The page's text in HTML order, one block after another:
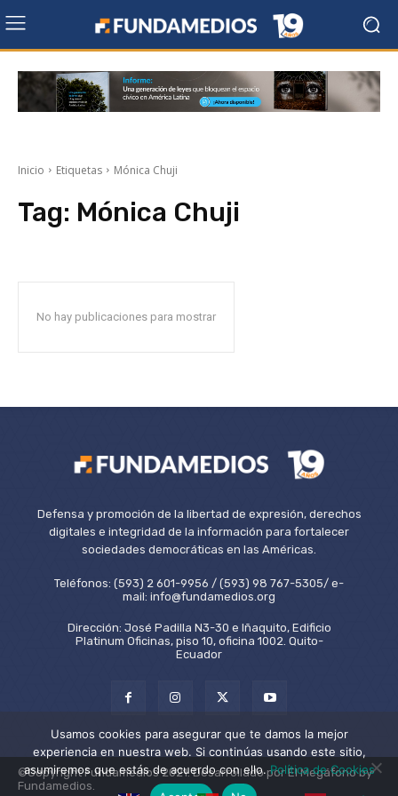
Inicio Etiquetas Mónica Chuji
Tag: Mónica Chuji
No hay publicaciones para mostrar
Defensa y promoción de la libertad de expresión, derechos
digitales e integridad de la información para fortalecer
sociedades democráticas en las Américas.
Teléfonos: (593) 2 601-9956 / (593) 98 767-5305/ e-
mail: info@fundamedios.org
Dirección: José Padilla N3-30 e Iñaquito, Edificio
Platinum Oficinas, piso 10, oficina 1002. Quito-
Ecuador
©Copyright Fundamedios 2021. Desarrollado por El Megáfono by
Fundamedios.
Usamos cookies para asegurar que te damos la mejor
experiencia en nuestra web. Si continúas usando este sitio,
asumiremos que estás de acuerdo con ello.Política de Cookies